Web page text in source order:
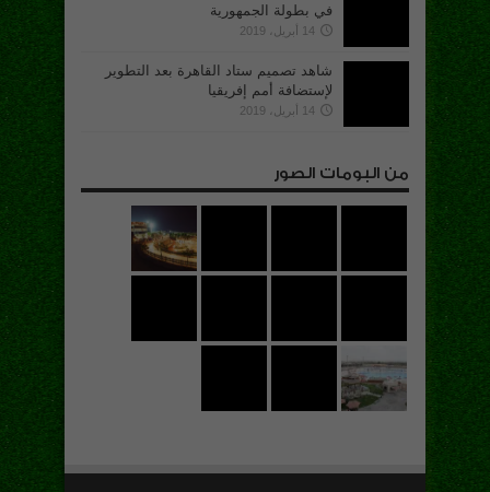
في بطولة الجمهورية
14 أبريل، 2019
شاهد تصميم ستاد القاهرة بعد التطوير
لإستضافة أمم إفريقيا
14 أبريل، 2019
من البومات الصور